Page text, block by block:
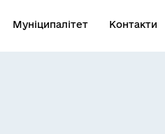
Муніципалітет Контакти